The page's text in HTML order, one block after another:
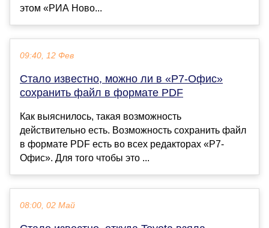
этом «РИА Ново...
09:40, 12 Фев
Стало известно, можно ли в «Р7-Офис»
сохранить файл в формате PDF
Как выяснилось, такая возможность
действительно есть. Возможность сохранить файл
в формате PDF есть во всех редакторах «Р7-
Офис». Для того чтобы это ...
08:00, 02 Май